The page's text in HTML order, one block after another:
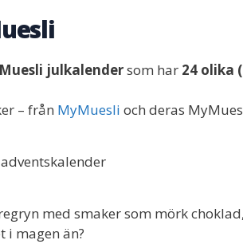
julkalendersom har 24 olika
– från MyMuesli och deras
med smaker som mörk
magen än?